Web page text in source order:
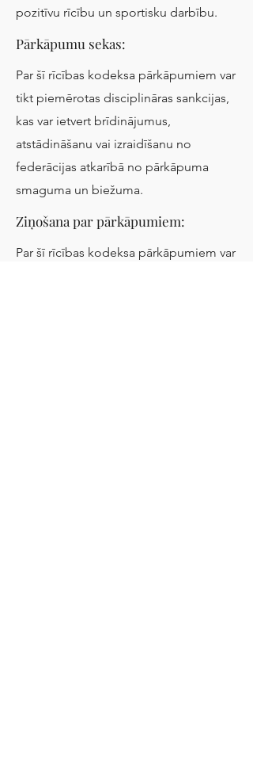
pozitīvu rīcību un sportisku darbību.
Pārkāpumu sekas:
Par šī rīcības kodeksa pārkāpumiem var
tikt piemērotas disciplināras sankcijas,
kas var ietvert brīdinājumus,
atstādināšanu vai izraidīšanu no
federācijas atkarībā no pārkāpuma
smaguma un biežuma.
Ziņošana par pārkāpumiem:
Par šī rīcības kodeksa pārkāpumiem var